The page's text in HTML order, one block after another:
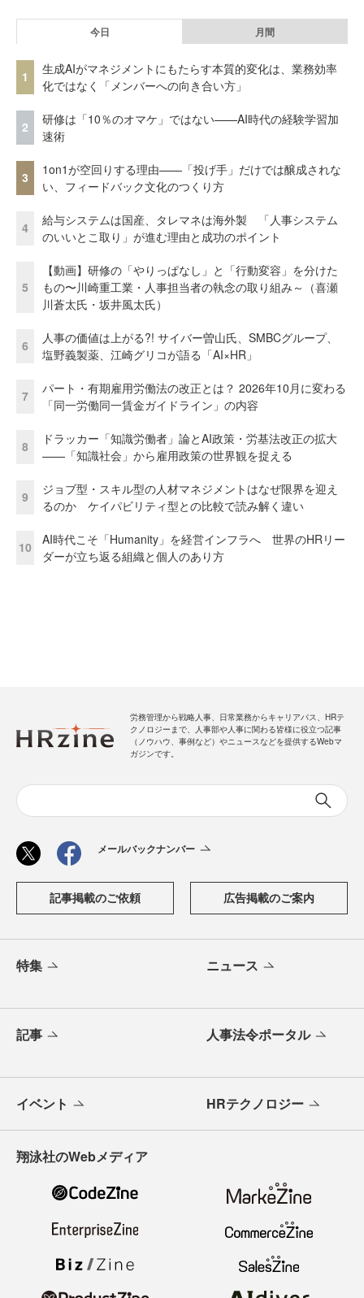
今日 月間
1
生成AIがマネジメントにもたらす本質的変化は、業務効率
化ではなく「メンバーへの向き合い方」
2
研修は「10％のオマケ」ではない——AI時代の経験学習加
速術
3
1on1が空回りする理由——「投げ手」だけでは醸成されな
い、フィードバック文化のつくり方
4
給与システムは国産、タレマネは海外製 「人事システム
のいいとこ取り」が進む理由と成功のポイント
5
【動画】研修の「やりっぱなし」と「行動変容」を分けた
もの〜川崎重工業・人事担当者の執念の取り組み～（喜瀬
川蒼太氏・坂井風太氏）
6
人事の価値は上がる?! サイバー曽山氏、SMBCグループ、
塩野義製薬、江崎グリコが語る「AI×HR」
7
パート・有期雇用労働法の改正とは？ 2026年10月に変わる
「同一労働同一賃金ガイドライン」の内容
8
ドラッカー「知識労働者」論とAI政策・労基法改正の拡大
——「知識社会」から雇用政策の世界観を捉える
9
ジョブ型・スキル型の人材マネジメントはなぜ限界を迎え
るのか ケイパビリティ型との比較で読み解く違い
10
AI時代こそ「Humanity」を経営インフラへ 世界のHRリー
ダーが立ち返る組織と個人のあり方
労務管理から戦略人事、日常業務からキャリアパス、HRテ
クノロジーまで、人事部や人事に関わる皆様に役立つ記事
（ノウハウ、事例など）やニュースなどを提供するWebマ
ガジンです。
メールバックナンバー
記事掲載のご依頼 広告掲載のご案内
特集 ニュース
記事 人事法令ポータル
イベント HRテクノロジー
翔泳社のWebメディア